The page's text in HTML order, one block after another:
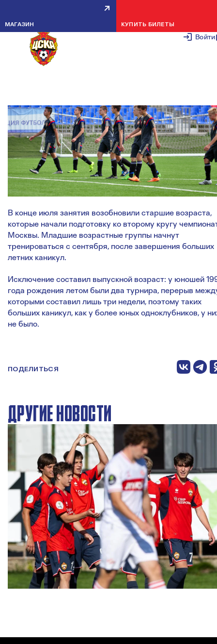
Войти
МАГАЗИН КУПИТЬ БИЛЕТЫ
АРМЕЙСКИЕ ШКОЛЬНИКИ
ВЕРНУЛИСЬ С КАНИКУЛ
В конце июля занятия возобновили старшие возраста,
которые начали подготовку ко второму кругу
Москвы. Младшие возрастные группы начнут
тренироваться с сентября, после завершения больших
летних каникул.
Исключение составил выпускной возраст: у юношей
года рождения летом были два турнира, перерыв
которыми составил лишь три недели, поэтому таких
больших каникул, как у более юных одноклубников, у
не было.
ПОДЕЛИТЬСЯ
ДРУГИЕ НОВОСТИ
ЮФЛ: Московское дерби на «Октябре»
3 АВГУСТА 2026 14:15